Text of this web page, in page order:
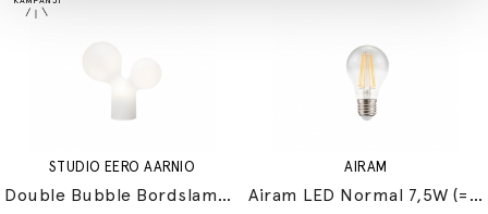
STUDIO EERO AARNIO
Double Bubble Bordslampa Small
AIRAM
Airam LED Normal 7,5W (=60W) E27